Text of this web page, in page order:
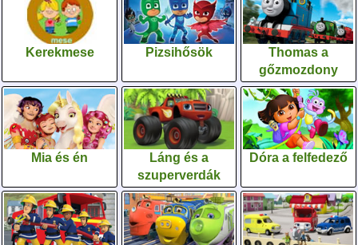
Kerekmese Pizsihősök
Thomas a
gőzmozdony
Mia és én
Láng és a
szuperverdák
Dóra a felfedező